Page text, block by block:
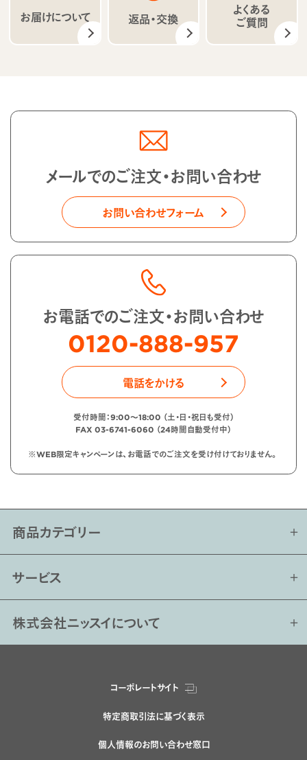
お届けについて 返品・交換
よくある
ご質問
メールでのご注文・お問い合わせ
お問い合わせフォーム
お電話でのご注文・お問い合わせ
0120-888-957
電話をかける
受付時間：9:00〜18:00 （土・日・祝日も受付）
FAX 03-6741-6060 （24時間自動受付中）
※WEB限定キャンペーンは、お電話でのご注文を受け付けておりません。
商品カテゴリー
サービス
株式会社ニッスイについて
コーポレートサイト
特定商取引法に基づく表示
個人情報のお問い合わせ窓口